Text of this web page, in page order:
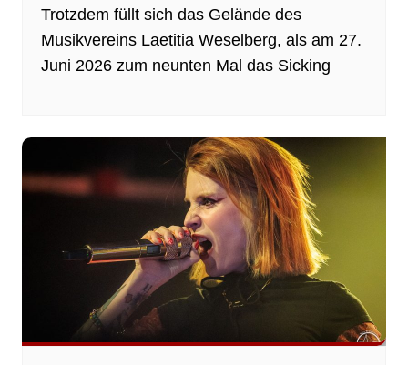
Trotzdem füllt sich das Gelände des
Musikvereins Laetitia Weselberg, als am 27.
Juni 2026 zum neunten Mal das Sicking